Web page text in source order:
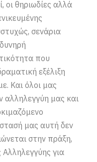
οι θηριωδίες αλλά
σενάρια
που
εξέλιξη
Και όλοι μας
αλληλεγγύη μας και
μας αυτή δεν
στην πράξη,
για